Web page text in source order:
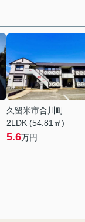
久留米市合川町
2LDK (54.81㎡)
5.6万円